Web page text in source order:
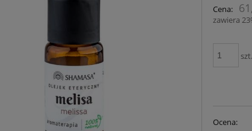
Cena:
zawiera
szt.
Ocena: